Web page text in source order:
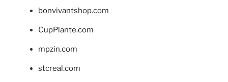
bonvivantshop.com
CupPlante.com
mpzin.com
stcreal.com